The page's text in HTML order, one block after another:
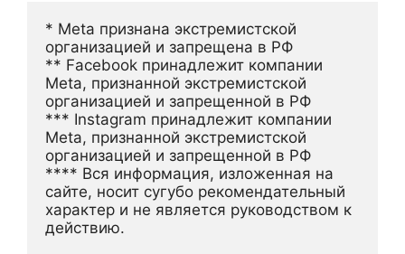
* Meta признана экстремистской
организацией и запрещена в РФ
** Facebook принадлежит компании
Meta, признанной экстремистской
организацией и запрещенной в РФ
*** Instagram принадлежит компании
Meta, признанной экстремистской
организацией и запрещенной в РФ
**** Вся информация, изложенная на
сайте, носит сугубо рекомендательный
характер и не является руководством к
действию.